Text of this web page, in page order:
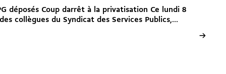
déposés Coup darrêt à la privatisation Ce lundi 8
collègues du Syndicat des Services Publics,...
→